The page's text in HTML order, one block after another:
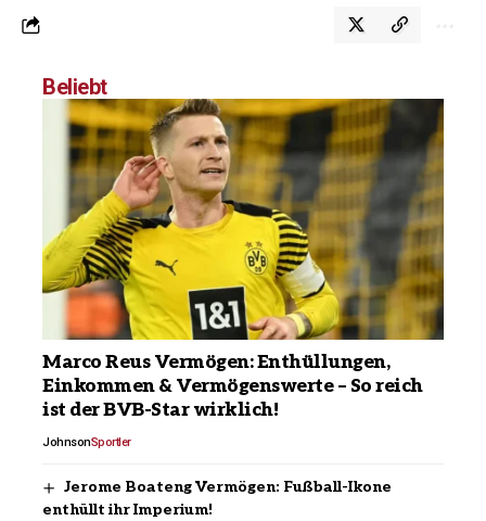
Beliebt
Marco Reus Vermögen: Enthüllungen,
Einkommen & Vermögenswerte – So reich
ist der BVB-Star wirklich!
JohnsonSportler
Jerome Boateng Vermögen: Fußball-Ikone
enthüllt ihr Imperium!